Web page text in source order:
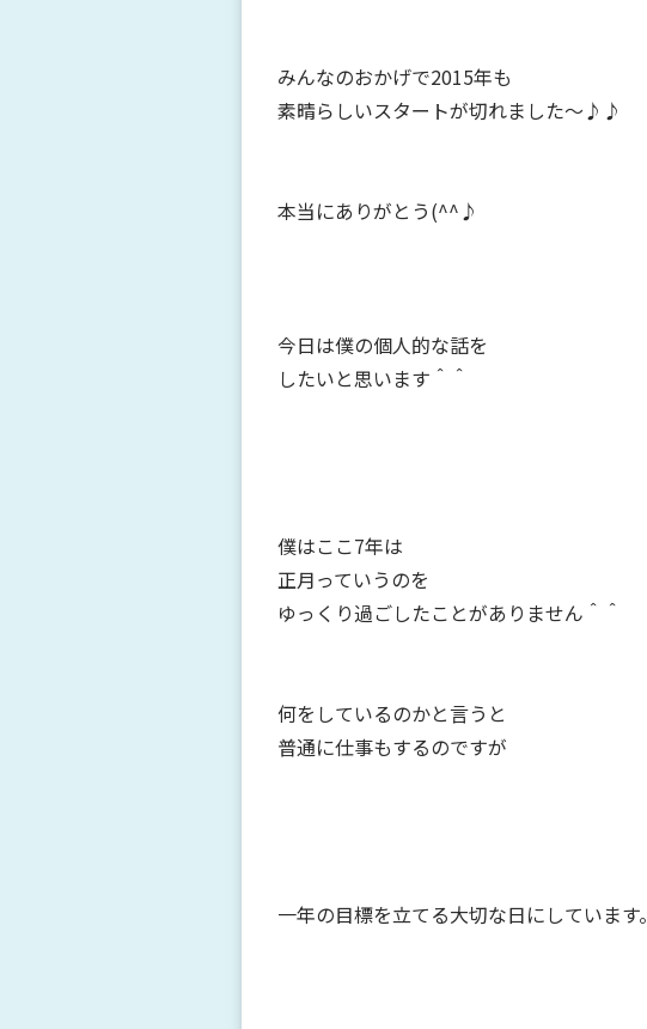
みんなのおかげで2015年も
素晴らしいスタートが切れました～♪♪
本当にありがとう(^^♪
今日は僕の個人的な話を
したいと思います＾＾
僕はここ7年は
正月っていうのを
ゆっくり過ごしたことがありません＾＾
何をしているのかと言うと
普通に仕事もするのですが
一年の目標を立てる大切な日にしています。